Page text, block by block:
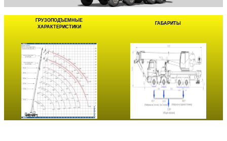
ГРУЗОПОДЪЕМНЫЕ
ХАРАКТЕРИСТИКИ
ГАБАРИТЫ